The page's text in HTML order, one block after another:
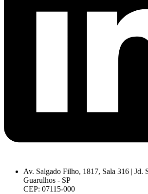
Av. Salgado Filho, 1817, Sala 316 | Jd.
Guarulhos - SP
CEP: 07115-000